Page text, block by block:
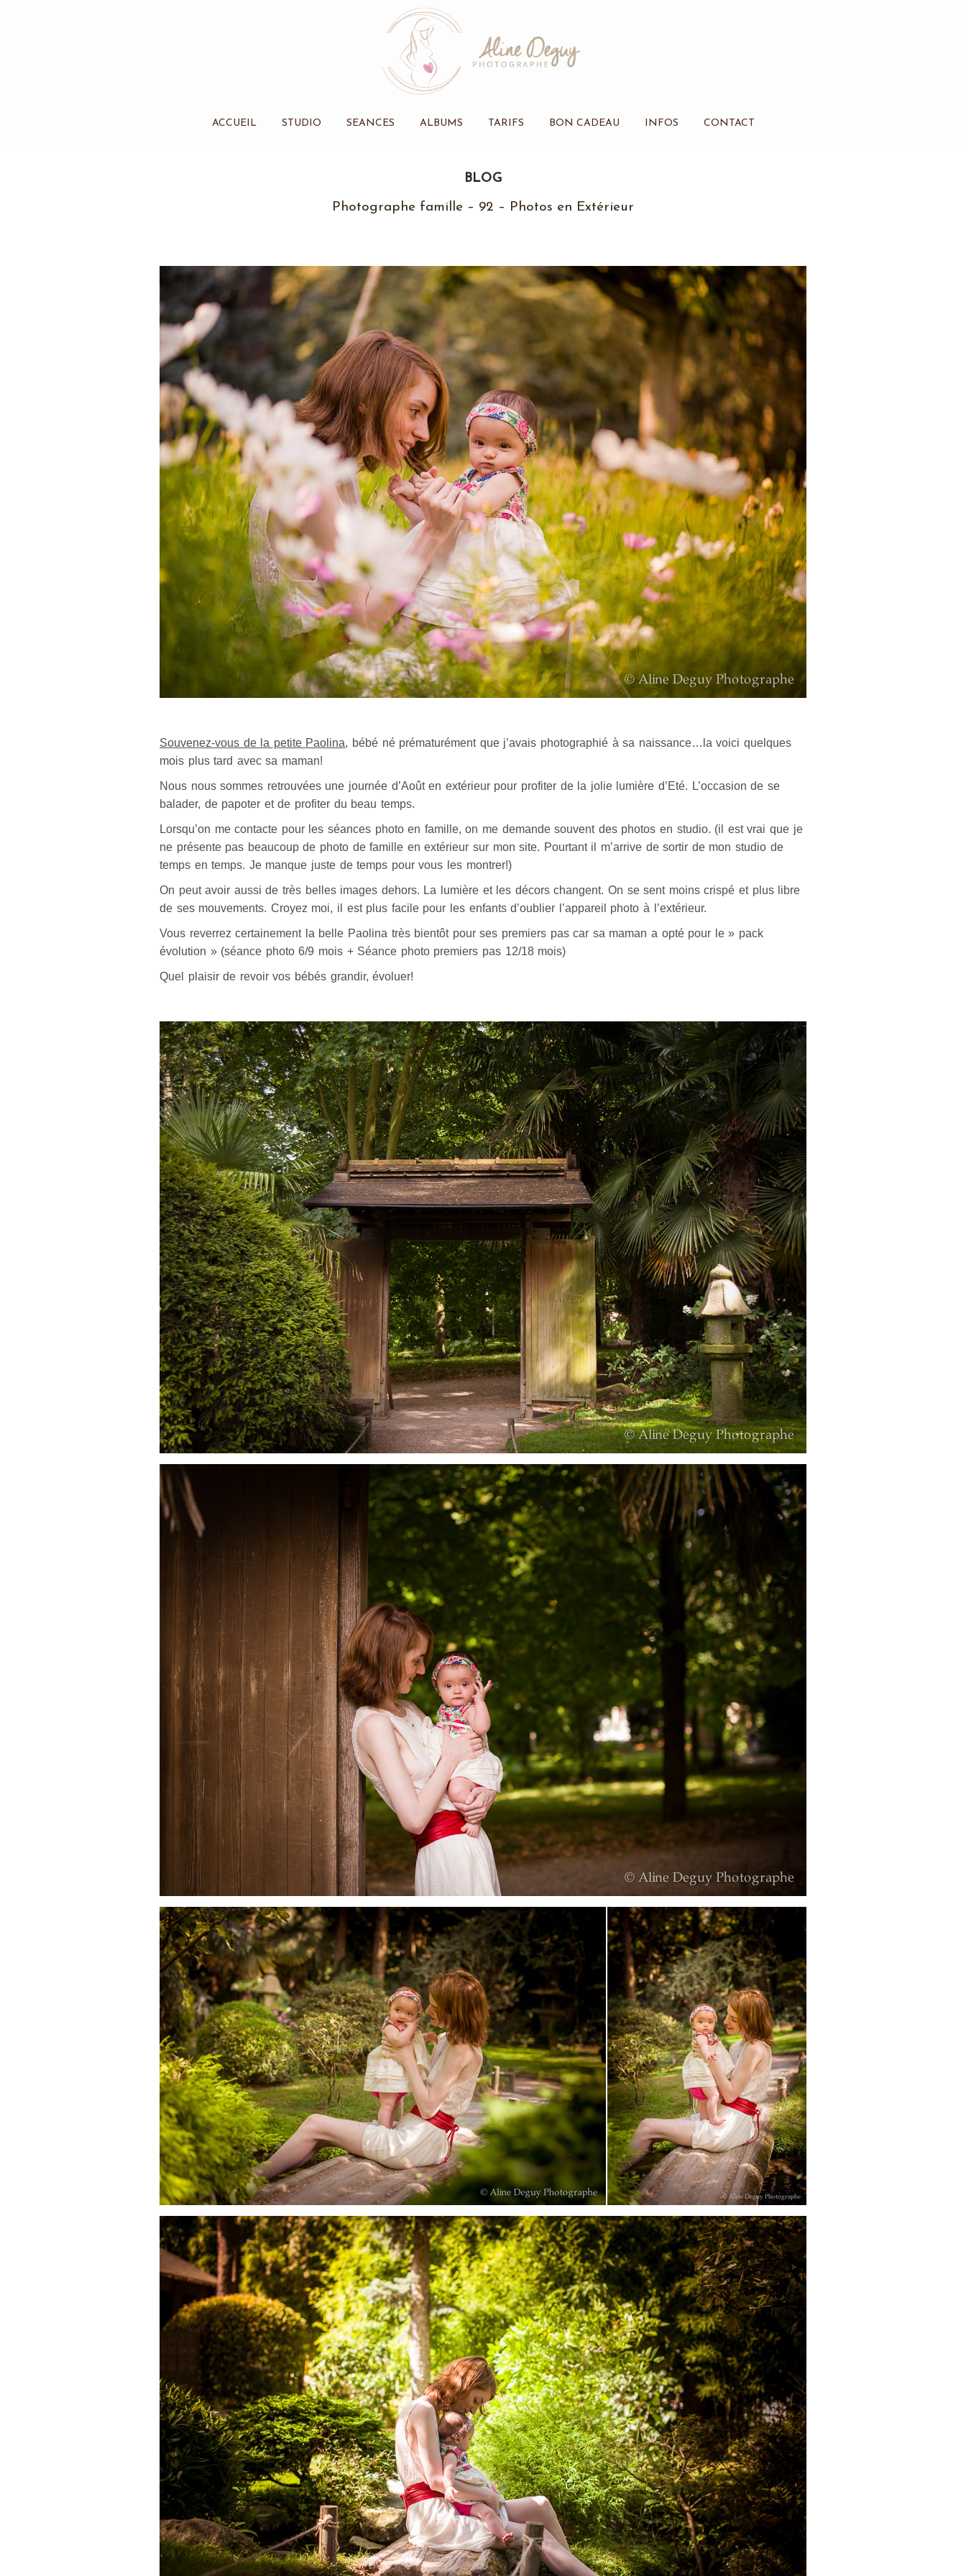
ACCUEIL STUDIO SEANCES ALBUMS TARIFS BON CADEAU INFOS CONTACT
BLOG
Photographe famille – 92 – Photos en Extérieur
Souvenez-vous de la petite Paolina, bébé né prématurément que j’avais photographié à sa naissance…la voici quelques
mois plus tard avec sa maman!
Nous nous sommes retrouvées une journée d’Août en extérieur pour profiter de la jolie lumière d’Eté. L’occasion de se
balader, de papoter et de profiter du beau temps.
Lorsqu’on me contacte pour les séances photo en famille, on me demande souvent des photos en studio. (il est vrai que je
ne présente pas beaucoup de photo de famille en extérieur sur mon site. Pourtant il m’arrive de sortir de mon studio de
temps en temps. Je manque juste de temps pour vous les montrer!)
On peut avoir aussi de très belles images dehors. La lumière et les décors changent. On se sent moins crispé et plus libre
de ses mouvements. Croyez moi, il est plus facile pour les enfants d’oublier l’appareil photo à l’extérieur.
Vous reverrez certainement la belle Paolina très bientôt pour ses premiers pas car sa maman a opté pour le » pack
évolution » (séance photo 6/9 mois + Séance photo premiers pas 12/18 mois)
Quel plaisir de revoir vos bébés grandir, évoluer!